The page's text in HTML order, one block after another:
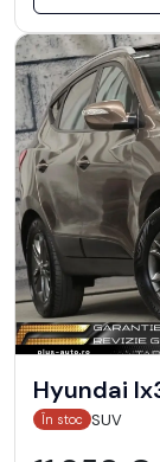
Hyundai
În stoc SUV